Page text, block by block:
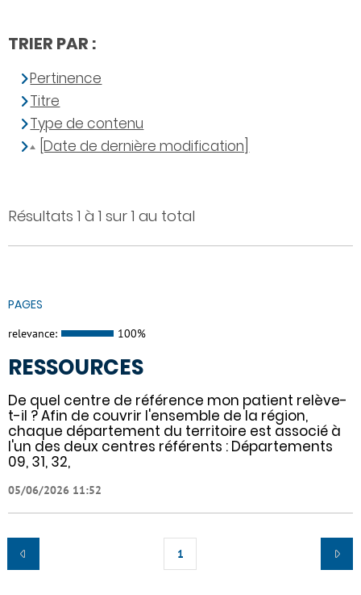
Résultats 1 à 1 sur 1 au total
PAGES
relevance: 100%
RESSOURCES
De quel centre de référence mon patient relève-
t-il ? Afin de couvrir l'ensemble de la région,
chaque département du territoire est associé à
l'un des deux centres référents : Départements
09, 31, 32,
05/06/2026 11:52
1
TRIER PAR :
Pertinence
Titre
Type de contenu
[Date de dernière modification]